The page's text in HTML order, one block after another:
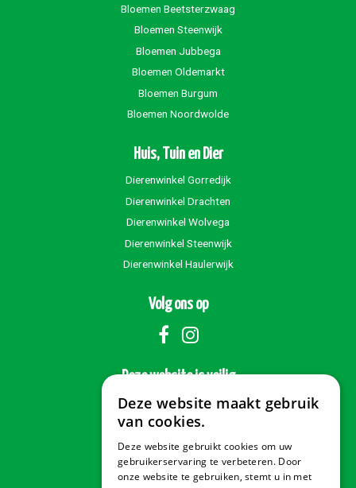
Bloemen Beetsterzwaag
Bloemen Steenwijk
Bloemen Jubbega
Bloemen Oldemarkt
Bloemen Burgum
Bloemen Noordwolde
Huis, Tuin en Dier
Dierenwinkel Gorredijk
Dierenwinkel Drachten
Dierenwinkel Wolvega
Dierenwinkel Steenwijk
Dierenwinkel Haulerwijk
Volg ons op
Deze website is veilig
Veilig betalen
Deze website maakt gebruik
van cookies.
Deze website gebruikt cookies om uw
gebruikerservaring te verbeteren. Door
onze website te gebruiken, stemt u in met